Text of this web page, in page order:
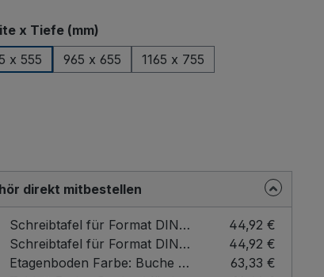
Klicken Sie auf "Erlauben" um das Laden von
x Tiefe (mm)auswählen
x 555 965 x 655 1165 x 755
direkt mitbestellen
Schreibtafel für Format DIN A4 Farbe: Buche / Format: DIN A4 hoch
44,92 €
Schreibtafel für Format DIN A4 Farbe: Buche / Format: DIN A4 quer
44,92 €
Etagenboden Farbe: Buche / für Ladefläche - Breite x Tiefe (mm): 1000 x 600
63,33 €